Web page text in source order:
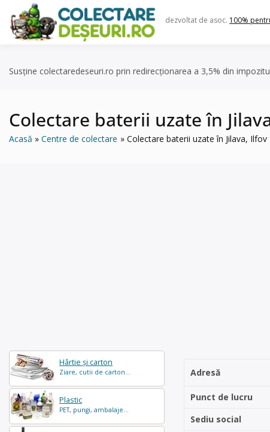
content
dezvoltat de asoc. 100%
Susține colectaredeseuri.ro prin redirecționarea a 3,5% din
Colectare baterii uzate în
Acasă Centre de colectare Colectare baterii uzate în Jilava, Ilfov
Hârtie și carton
Ziare, cutii de carton...
Plastic
PET, pungi, ambalaje...
Adresă
Punct de lucru
Sediu social